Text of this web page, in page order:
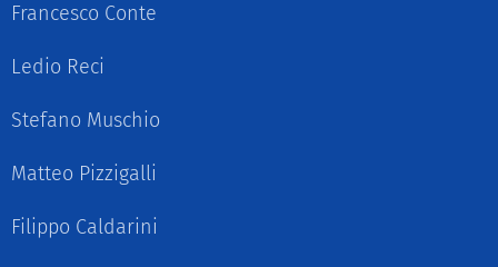
Francesco Conte
Ledio Reci
Stefano Muschio
Matteo Pizzigalli
Filippo Caldarini